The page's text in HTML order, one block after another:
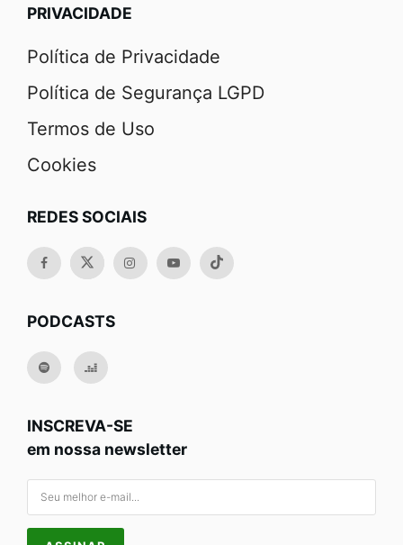
PRIVACIDADE
Política de Privacidade
Política de Segurança LGPD
Termos de Uso
Cookies
REDES SOCIAIS
PODCASTS
INSCREVA-SE
em nossa newsletter